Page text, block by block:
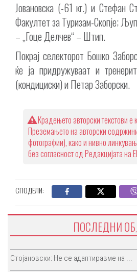
Јовановска (-61 кг.) и Стефан
Факултет за Туризам-Скопје;
– „Гоце Делчев“ – Штип.
Покрај селекторот Бошко
ќе ја придружуваат и
(кондициски) и Петар Заборски.
Крадењето авторски текстови е
Преземањето на авторски
фотографии), како и нивно
без согласност од Редакцијата на
СПОДЕЛИ:
ПОСЛЕДНИ
Стојановски: Не се адаптиравме на ...